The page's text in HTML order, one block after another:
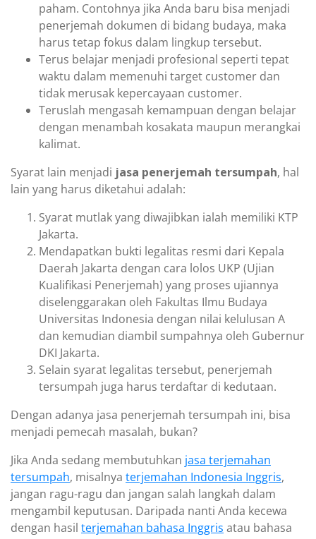
paham. Contohnya jika Anda baru bisa menjadi
penerjemah dokumen di bidang budaya, maka
harus tetap fokus dalam lingkup tersebut.
Terus belajar menjadi profesional seperti tepat
waktu dalam memenuhi target customer dan
tidak merusak kepercayaan customer.
Teruslah mengasah kemampuan dengan belajar
dengan menambah kosakata maupun merangkai
kalimat.
Syarat lain menjadi jasa penerjemah tersumpah, hal
lain yang harus diketahui adalah:
Syarat mutlak yang diwajibkan ialah memiliki KTP
Jakarta.
Mendapatkan bukti legalitas resmi dari Kepala
Daerah Jakarta dengan cara lolos UKP (Ujian
Kualifikasi Penerjemah) yang proses ujiannya
diselenggarakan oleh Fakultas Ilmu Budaya
Universitas Indonesia dengan nilai kelulusan A
dan kemudian diambil sumpahnya oleh Gubernur
DKI Jakarta.
Selain syarat legalitas tersebut, penerjemah
tersumpah juga harus terdaftar di kedutaan.
Dengan adanya jasa penerjemah tersumpah ini, bisa
menjadi pemecah masalah, bukan?
Jika Anda sedang membutuhkan jasa terjemahan
tersumpah, misalnya terjemahan Indonesia Inggris,
jangan ragu-ragu dan jangan salah langkah dalam
mengambil keputusan. Daripada nanti Anda kecewa
dengan hasil terjemahan bahasa Inggris atau bahasa